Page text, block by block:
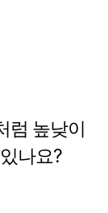
럼 높낮이
나요?